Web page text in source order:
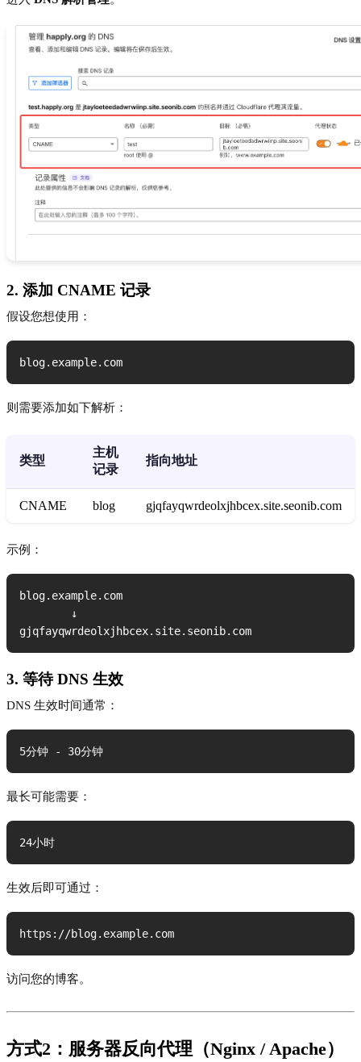
2. 添加 CNAME 记录
假设您想使用：
blog.example.com
则需要添加如下解析：
类型
主机
记录
指向地址
CNAME blog gjqfayqwrdeolxjhbcex.site.seonib.com
示例：
blog.example.com
gjqfayqwrdeolxjhbcex.site.seonib.com
3. 等待 DNS 生效
DNS 生效时间通常：
5分钟 - 30分钟
最长可能需要：
24小时
生效后即可通过：
https://blog.example.com
访问您的博客。
方式2：服务器反向代理（Nginx / Apache）